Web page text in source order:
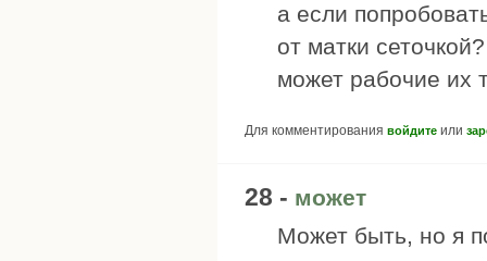
а если
от матки сеточкой?
может рабочие их
Для комментирования войдите или
28 - может
Может быть, но я